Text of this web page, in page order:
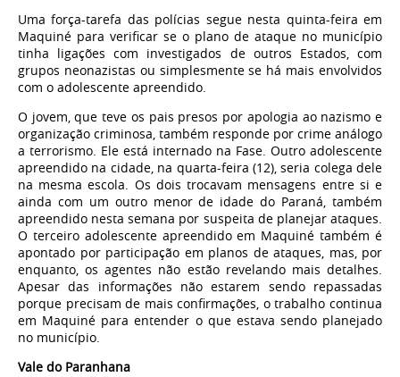
Uma força-tarefa das polícias segue nesta quinta-feira em
Maquiné para verificar se o plano de ataque no município
tinha ligações com investigados de outros Estados, com
grupos neonazistas ou simplesmente se há mais envolvidos
com o adolescente apreendido.
O jovem, que teve os pais presos por apologia ao nazismo e
organização criminosa, também responde por crime análogo
a terrorismo. Ele está internado na Fase. Outro adolescente
apreendido na cidade, na quarta-feira (12), seria colega dele
na mesma escola. Os dois trocavam mensagens entre si e
ainda com um outro menor de idade do Paraná, também
apreendido nesta semana por suspeita de planejar ataques.
O terceiro adolescente apreendido em Maquiné também é
apontado por participação em planos de ataques, mas, por
enquanto, os agentes não estão revelando mais detalhes.
Apesar das informações não estarem sendo repassadas
porque precisam de mais confirmações, o trabalho continua
em Maquiné para entender o que estava sendo planejado
no município.
Vale do Paranhana